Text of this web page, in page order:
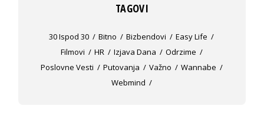
TAGOVI
30 Ispod 30 Bitno Bizbendovi
Easy Life
Filmovi
HR Izjava Dana
Odrzime
Poslovne Vesti
Putovanja Važno
Wannabe
Webmind